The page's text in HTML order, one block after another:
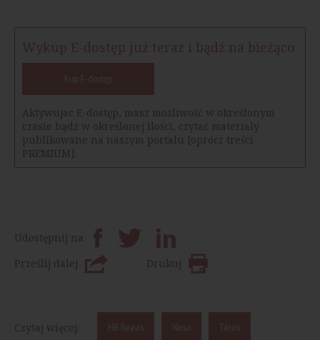
Wykup E-dostęp już teraz i bądź na bieżąco
Kup E-dostęp
Aktywujac E-dostęp, masz możliwość w określonym
czasie bądź w określonej ilości, czytać materiały
publikowane na naszym portalu [oprócz treści
PREMIUM].
Udostępnij na
Prześlij dalej
Drukuj
Czytaj więcej: HB Reavis Varso Tétris